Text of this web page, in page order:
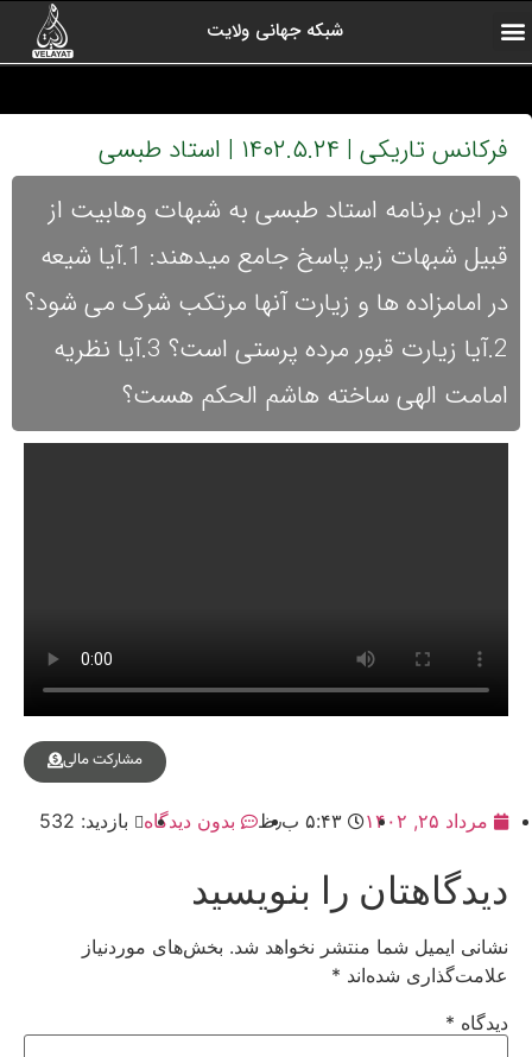
شبکه جهانی ولایت
فرکانس تاریکی | ۱۴۰۲.۵.۲۴ | استاد طبسی
در این برنامه استاد طبسی به شبهات وهابیت از
قبیل شبهات زیر پاسخ جامع میدهند: 1.آیا شیعه
در امامزاده ها و زیارت آنها مرتکب شرک می شود؟
2.آیا زیارت قبور مرده پرستی است؟ 3.آیا نظریه
امامت الهی ساخته هاشم الحکم هست؟
مشارکت مالی
مرداد ۲۵, ۱۴۰۲ ۵:۴۳ ب٫ظ بدون دیدگاه بازدید: 532
دیدگاهتان را بنویسید
نشانی ایمیل شما منتشر نخواهد شد. بخش‌های موردنیاز
علامت‌گذاری شده‌اند *
دیدگاه *